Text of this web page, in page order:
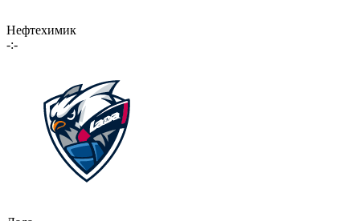
Нефтехимик
-:-